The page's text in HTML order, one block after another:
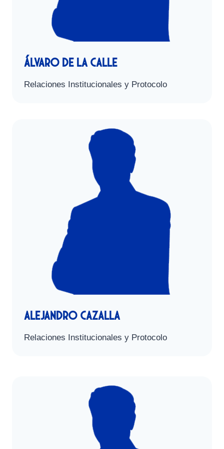
Álvaro de la Calle
Relaciones Institucionales y Protocolo
alejandro cazalla
Relaciones Institucionales y Protocolo